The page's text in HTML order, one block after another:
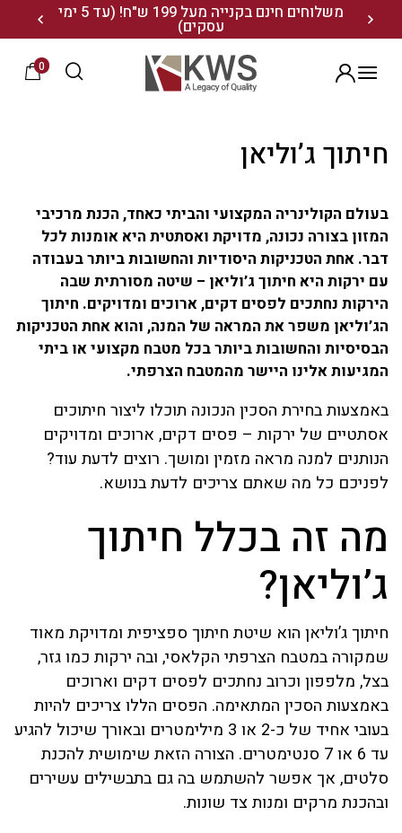
משלוחים חינם בקנייה מעל 199 ש"ח! (עד 5 ימי
עסקים) 20% הנחה על מגוון התיקים השוויצריים לחצו כאן>>
0
חיתוך ג’וליאן
בעולם הקולינריה המקצועי והביתי כאחד, הכנת מרכיבי
המזון בצורה נכונה, מדויקת ואסתטית היא אומנות לכל
דבר. אחת הטכניקות היסודיות והחשובות ביותר בעבודה
עם ירקות היא חיתוך ג’וליאן – שיטה מסורתית שבה
הירקות נחתכים לפסים דקים, ארוכים ומדויקים. חיתוך
הג’וליאן משפר את המראה של המנה, והוא אחת הטכניקות
הבסיסיות והחשובות ביותר בכל מטבח מקצועי או ביתי
המגיעות אלינו היישר מהמטבח הצרפתי.
באמצעות בחירת הסכין הנכונה תוכלו ליצור חיתוכים
אסתטיים של ירקות – פסים דקים, ארוכים ומדויקים
הנותנים למנה מראה מזמין ומושך. רוצים לדעת עוד?
לפניכם כל מה שאתם צריכים לדעת בנושא.
מה זה בכלל חיתוך
ג’וליאן?
חיתוך ג’וליאן הוא שיטת חיתוך ספציפית ומדויקת מאוד
שמקורה במטבח הצרפתי הקלאסי, ובה ירקות כמו גזר,
בצל, מלפפון וכרוב נחתכים לפסים דקים וארוכים
באמצעות הסכין המתאימה. הפסים הללו צריכים להיות
בעובי אחיד של כ-2 או 3 מילימטרים ובאורך שיכול להגיע
עד 6 או 7 סנטימטרים. הצורה הזאת שימושית להכנת
סלטים, אך אפשר להשתמש בה גם בתבשילים עשירים
ובהכנת מרקים ומנות צד שונות.